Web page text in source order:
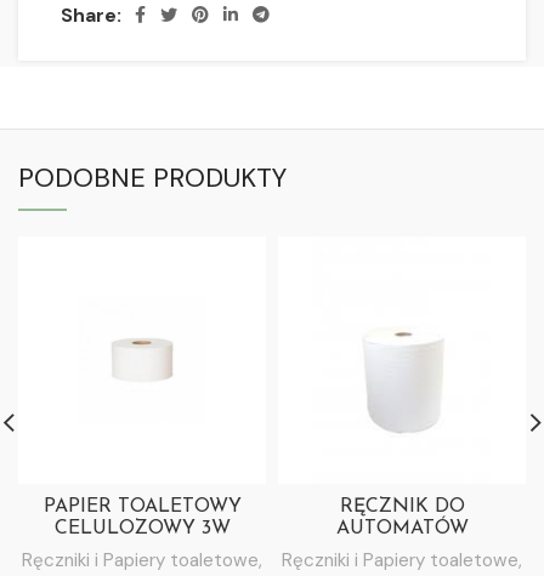
Share:
PODOBNE PRODUKTY
PAPIER TOALETOWY
CELULOZOWY 3W
25M/24 ROLKI
Ręczniki i Papiery toaletowe,
RĘCZNIK DO
AUTOMATÓW
CELULOZOWY 140M 2W
Ręczniki i Papiery toaletowe,